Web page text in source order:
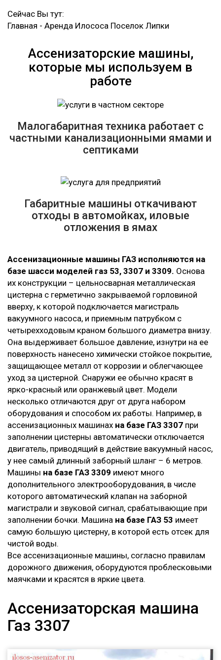
Сейчас Вы тут:
Главная - Аренда Илососа Поселок Липки
Ассенизаторские машины,
которые мы используем в
работе
Малогабаритная техника работает с
частными канализационными ямами и
септиками
Габаритные машины откачивают
отходы в автомойках, иловые
отложения в ямах
Ассенизационные машины ГАЗ исполняются на
базе шасси моделей газ 53, 3307 и 3309. Основа
их конструкции – цельносварная металлическая
цистерна с герметично закрываемой горловиной
вверху, к которой подключается магистраль
вакуумного насоса, и приемным патрубком с
четырехходовым краном большого диаметра внизу.
Она выдерживает большое давление, изнутри на ее
поверхность нанесено химически стойкое покрытие,
защищающее металл от коррозии и облегчающее
уход за цистерной. Снаружи ее обычно красят в
ярко-красный или оранжевый цвет. Модели
несколько отличаются друг от друга набором
оборудования и способом их работы. Например, в
ассенизационных машинах на базе ГАЗ 3307 при
заполнении цистерны автоматически отключается
двигатель, приводящий в действие вакуумный насос,
у нее самый длинный заборный шланг – 6 метров.
Машины на базе ГАЗ 3309 имеют много
дополнительного электрооборудования, в числе
которого автоматический клапан на заборной
магистрали и звуковой сигнал, срабатывающие при
заполнении бочки. Машина на базе ГАЗ 53 имеет
самую большую цистерну, в которой есть отсек для
чистой воды.
Все ассенизационные машины, согласно правилам
дорожного движения, оборудуются проблесковыми
маячками и красятся в яркие цвета.
Ассенизаторская машина
Газ 3307